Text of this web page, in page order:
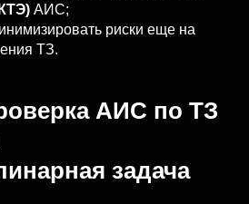
АИС;
риски еще на
ТЗ.
АИС по ТЗ
задача